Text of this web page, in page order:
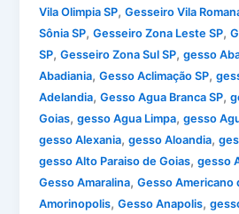
Vila Olimpia SP,Gesseiro Vila
Sônia SP,Gesseiro Zona Leste SP,
SP,Gesseiro Zona Sul SP,gesso
Abadiania,Gesso Aclimação SP,
Adelandia,Gesso Agua Branca SP,
Goias,gesso Agua Limpa,gesso
gesso Alexania,gesso Aloandia,
gesso Alto Paraiso de Goias,gesso
Gesso Amaralina,Gesso Americano
Amorinopolis,Gesso Anapolis,